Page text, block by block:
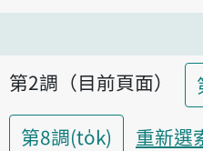
第2調（目前頁面）
第8調(to̍k) 重新選